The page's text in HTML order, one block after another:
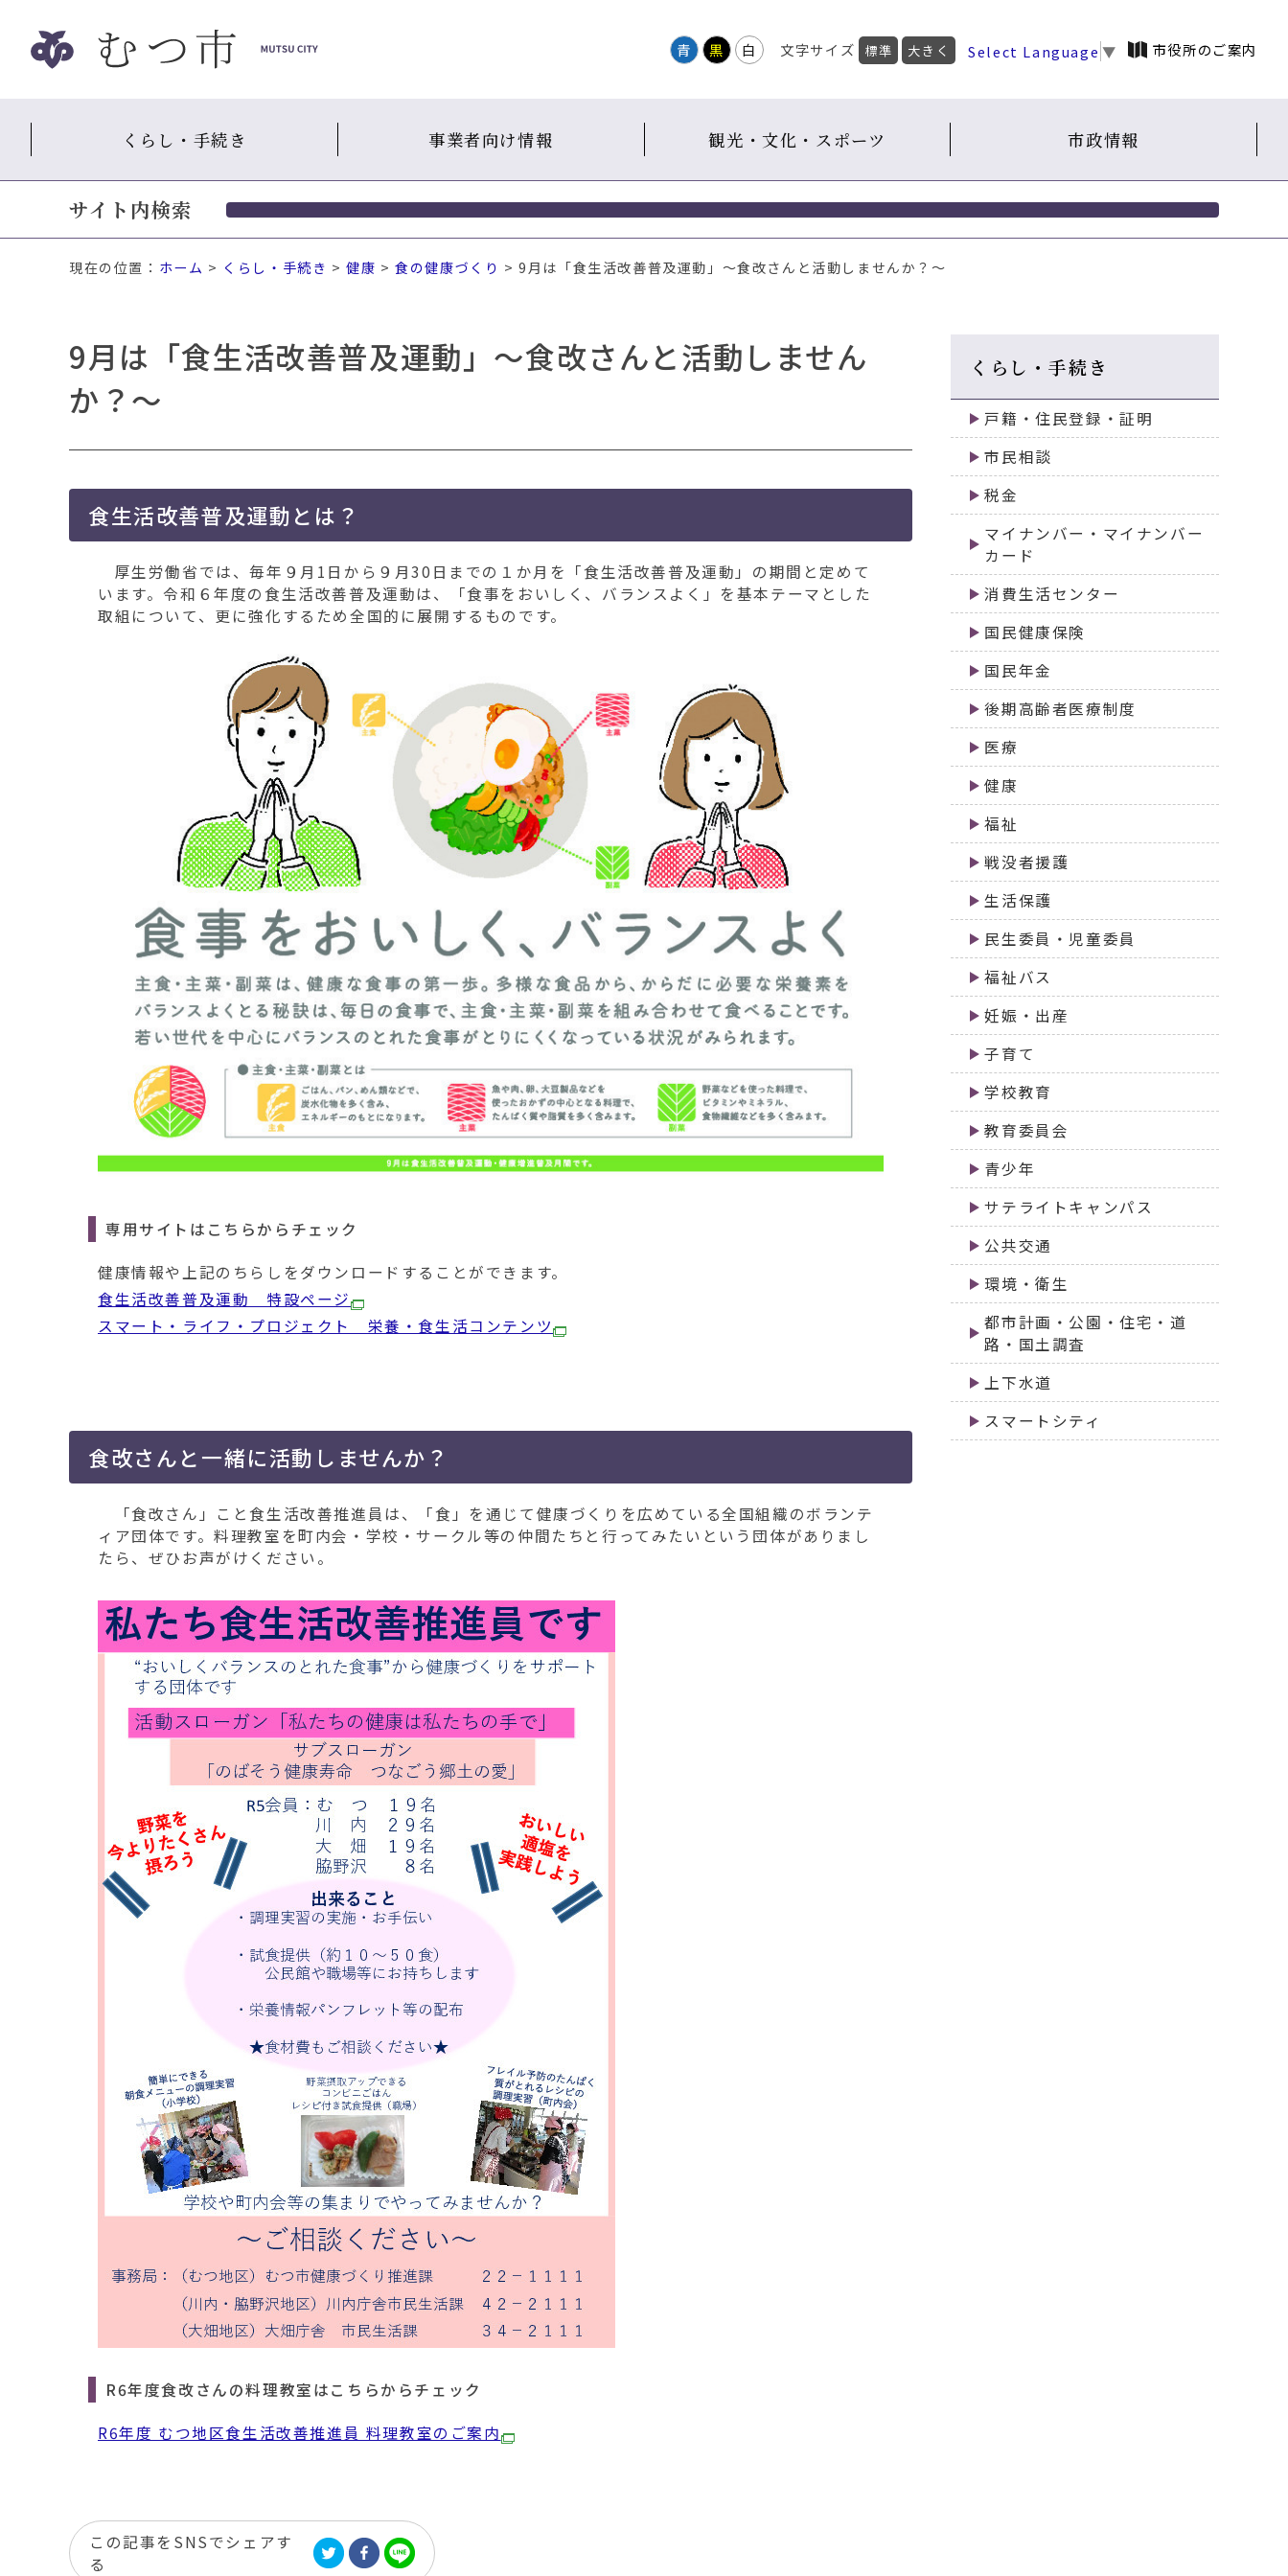
ッ
青 黒 白 文字サイズ 標準 大きく Select Language ▼ 市役所のご案内
くらし・手続き 事業者向け情報 観光・文化・スポーツ 市政情報
サイト内検索
現在の位置： ホーム > くらし・手続き >健康 >食の健康づくり > 9月は「食生活改善普及運動」～食改さんと活動しませんか？～
9月は「食生活改善普及運動」～食改さんと活動しません
か？～
食生活改善普及運動とは？
厚生労働省では、毎年９月1日から９月30日までの１か月を「食生活改善普及運動」の期間と定めて
います。令和６年度の食生活改善普及運動は、「食事をおいしく、バランスよく」を基本テーマとした
取組について、更に強化するため全国的に展開するものです。
専用サイトはこちらからチェック
健康情報や上記のちらしをダウンロードすることができます。
食生活改善普及運動 特設ページ
スマート・ライフ・プロジェクト 栄養・食生活コンテンツ
食改さんと一緒に活動しませんか？
「食改さん」こと食生活改善推進員は、「食」を通じて健康づくりを広めている全国組織のボランテ
ィア団体です。料理教室を町内会・学校・サークル等の仲間たちと行ってみたいという団体がありまし
たら、ぜひお声がけください。
R6年度食改さんの料理教室はこちらからチェック
R6年度 むつ地区食生活改善推進員 料理教室のご案内
この記事をSNSでシェアす
る
くらし・手続き
戸籍・住民登録・証明
市民相談
税金
マイナンバー・マイナンバー
カード
消費生活センター
国民健康保険
国民年金
後期高齢者医療制度
医療
健康
福祉
戦没者援護
生活保護
民生委員・児童委員
福祉バス
妊娠・出産
子育て
学校教育
教育委員会
青少年
サテライトキャンパス
公共交通
環境・衛生
都市計画・公園・住宅・道
路・国土調査
上下水道
スマートシティ